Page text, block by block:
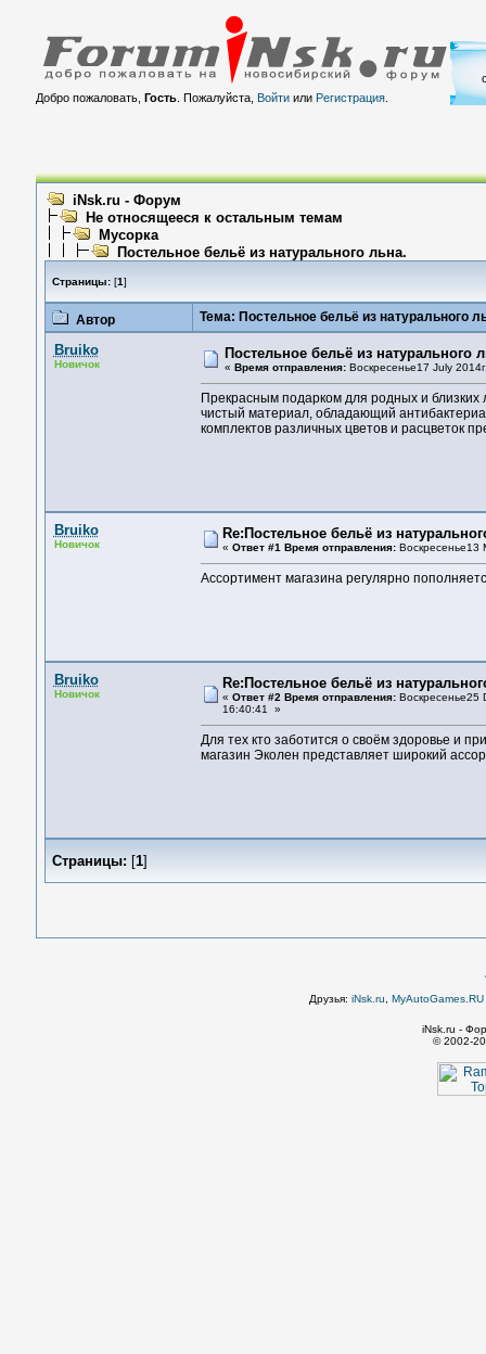
Добро пожаловать, Гость. Пожалуйста, Войтиили Регистрация.
iNsk.ru - Форум
Не относящееся к остальным темам
Мусорка
Постельное бельё из натурального льна.
Страницы:[1]
Автор Тема: Постельное бельё из натурального
Bruiko
Новичок
Постельное бельё из натурального
« Время отправления:Воскресенье17 July
Прекрасным подарком для родных и близких
чистый материал, обладающий
комплектов различных цветов и расцветок
Bruiko
Новичок
Re:Постельное бельё из
« Ответ #1 Время отправления:Воскресенье13
Ассортимент магазина регулярно
Bruiko
Новичок
Re:Постельное бельё из
« Ответ #2 Время отправления:Воскресенье25
16:40:41 »
Для тех кто заботится о своём здоровье и
магазин Эколен представляет широкий
Страницы: [1]
Друзья: iNsk.ru
iNsk.ru -
© 2002-